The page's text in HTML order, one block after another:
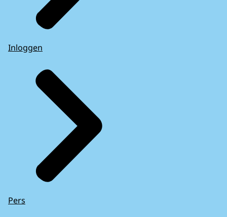
Inloggen
Pers